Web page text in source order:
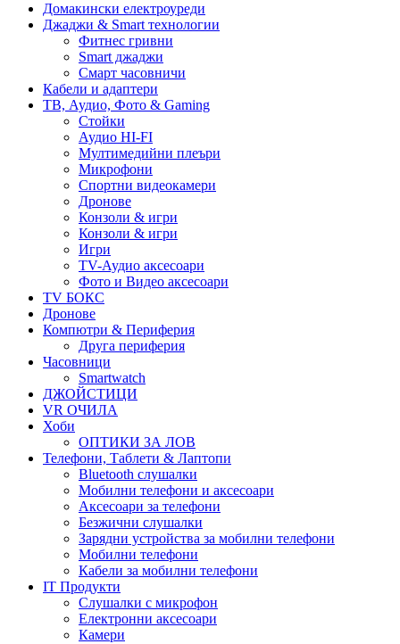
Домакински електроуреди
Джаджи & Smart технологии
Фитнес гривни
Smart джаджи
Смарт часовничи
Кабели и адаптери
ТВ, Аудио, Фото & Gaming
Стойки
Аудио HI-FI
Мултимедийни плеъри
Микрофони
Спортни видеокамери
Дронове
Конзоли & игри
Конзоли & игри
Игри
TV-Аудио аксесоари
Фото и Видео аксесоари
TV БОКС
Дронове
Компютри & Периферия
Друга периферия
Часовници
Smartwatch
ДЖОЙСТИЦИ
VR ОЧИЛА
Хоби
ОПТИКИ ЗА ЛОВ
Телефони, Таблети & Лаптопи
Bluetooth слушалки
Мобилни телефони и аксесоари
Аксесоари за телефони
Безжични слушалки
Зарядни устройства за мобилни телефони
Мобилни телефони
Кабели за мобилни телефони
IT Продукти
Слушалки с микрофон
Електронни аксесоари
Камери